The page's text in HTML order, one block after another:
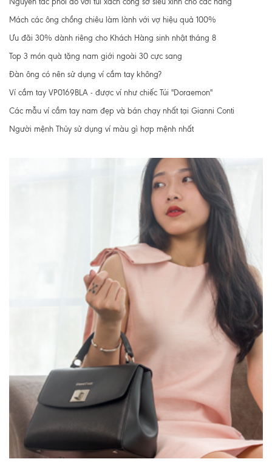
Mách các ông chồng chiêu làm lành với vợ hiệu quả 100%
Ưu đãi 30% dành riêng cho Khách Hàng sinh nhật tháng 8
Top 3 món quà tặng nam giới ngoài 30 cực sang
Đàn ông có nên sử dụng ví cầm tay không?
Ví cầm tay VP0169BLA - được ví như chiếc Túi "Doraemon"
Các mẫu ví cầm tay nam đẹp và bán chạy nhất tại Gianni Conti
Người mệnh Thủy sử dụng ví màu gì hợp mệnh nhất